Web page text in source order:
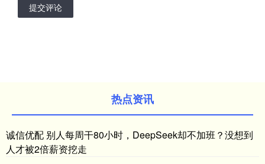
提交评论
热点资讯
诚信优配 别人每周干80小时，DeepSeek却不加班？没想到
人才被2倍薪资挖走